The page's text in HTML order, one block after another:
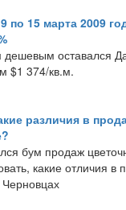
по 15 марта 2009
оставался
$1 374/кв.м.
различия в
бум продаж
какие отличия в